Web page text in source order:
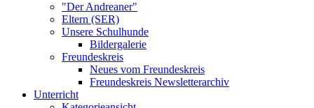
"Der Andreaner"
Eltern (SER)
Unsere Schulhunde
Bildergalerie
Freundeskreis
Neues vom Freundeskreis
Freundeskreis Newsletterarchiv
Unterricht